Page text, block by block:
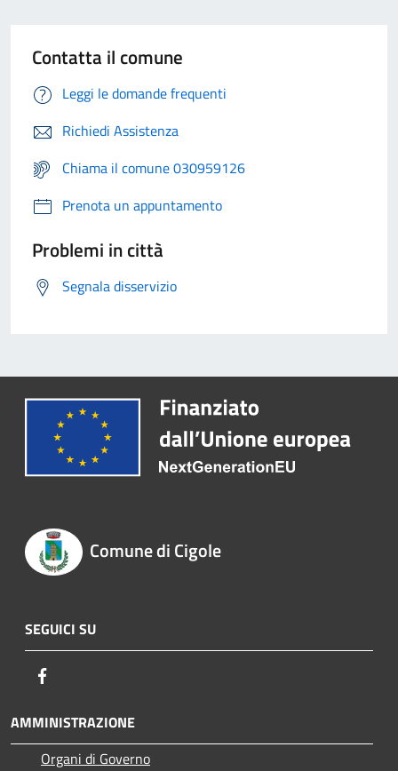
Contatta il comune
Leggi le domande frequenti
Richiedi Assistenza
Chiama il comune 030959126
Prenota un appuntamento
Problemi in città
Segnala disservizio
Comune di Cigole
SEGUICI SU
AMMINISTRAZIONE
Organi di Governo